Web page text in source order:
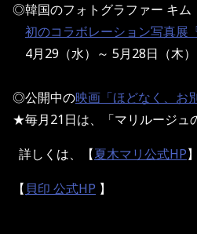
◎韓国のフォトグラファー キム
初のコラボレーション写真展
4月29（水）～ 5月28日（木）
◎公開中の映画「ほどなく、お
★毎月21日は、「マリルージュ
詳しくは、【夏木マリ公式HP
【 貝印 公式HP 】